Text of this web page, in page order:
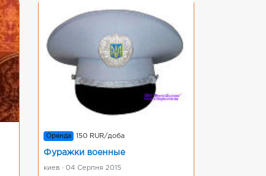
Оренда 150 RUR/доба
Фуражки военные
киев · 04 Серпня 2015